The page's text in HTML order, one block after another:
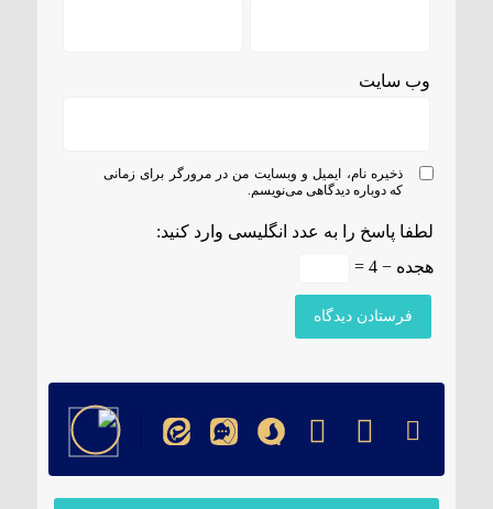
وب‌ سایت
ذخیره نام، ایمیل و وبسایت من در مرورگر برای زمانی
که دوباره دیدگاهی می‌نویسم.
لطفا پاسخ را به عدد انگلیسی وارد کنید:
هجده − 4 =